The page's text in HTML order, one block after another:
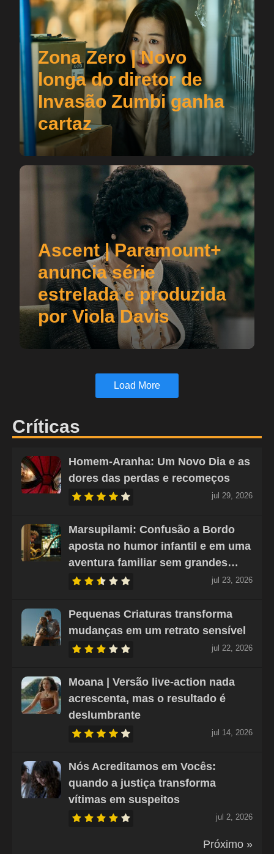
Zona Zero | Novo
longa do diretor de
Invasão Zumbi ganha
cartaz
Ascent | Paramount+
anuncia série
estrelada e produzida
por Viola Davis
Load More
Críticas
Homem-Aranha: Um Novo Dia e as
dores das perdas e recomeços
jul 29, 2026
Marsupilami: Confusão a Bordo
aposta no humor infantil e em uma
aventura familiar sem grandes…
jul 23, 2026
Pequenas Criaturas transforma
mudanças em um retrato sensível
jul 22, 2026
Moana | Versão live-action nada
acrescenta, mas o resultado é
deslumbrante
jul 14, 2026
Nós Acreditamos em Vocês:
quando a justiça transforma
vítimas em suspeitos
jul 2, 2026
Próximo »